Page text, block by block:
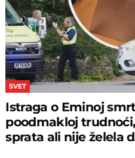
SVET
Istraga o Eminoj
poodmakloj
sprata ali nije želela